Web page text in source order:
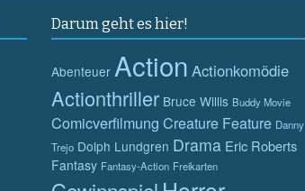
Darum geht es hier!
Abenteuer Action Actionkomödie
Actionthriller Bruce Willis Buddy Movie
Comicverfilmung Creature Feature Danny
Trejo Dolph Lundgren Drama Eric Roberts
Fantasy Fantasy-Action Freikarten